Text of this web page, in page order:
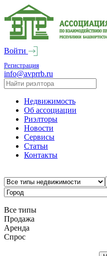
Войти
Регистрация
info@avprrb.ru
Недвижимость
Об ассоциации
Риэлторы
Новости
Сервисы
Статьи
Контакты
Все типы
Продажа
Аренда
Спрос